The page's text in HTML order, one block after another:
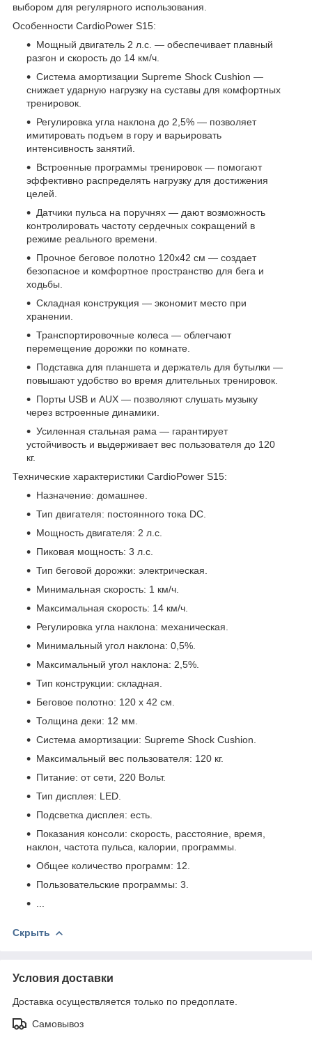
выбором для регулярного использования.
Особенности CardioPower S15:
Мощный двигатель 2 л.с. — обеспечивает плавный
разгон и скорость до 14 км/ч.
Система амортизации Supreme Shock Cushion —
снижает ударную нагрузку на суставы для комфортных
тренировок.
Регулировка угла наклона до 2,5% — позволяет
имитировать подъем в гору и варьировать
интенсивность занятий.
Встроенные программы тренировок — помогают
эффективно распределять нагрузку для достижения
целей.
Датчики пульса на поручнях — дают возможность
контролировать частоту сердечных сокращений в
режиме реального времени.
Прочное беговое полотно 120x42 см — создает
безопасное и комфортное пространство для бега и
ходьбы.
Складная конструкция — экономит место при
хранении.
Транспортировочные колеса — облегчают
перемещение дорожки по комнате.
Подставка для планшета и держатель для бутылки —
повышают удобство во время длительных тренировок.
Порты USB и AUX — позволяют слушать музыку
через встроенные динамики.
Усиленная стальная рама — гарантирует
устойчивость и выдерживает вес пользователя до 120
кг.
Технические характеристики CardioPower S15:
Назначение: домашнее.
Тип двигателя: постоянного тока DC.
Мощность двигателя: 2 л.с.
Пиковая мощность: 3 л.с.
Тип беговой дорожки: электрическая.
Минимальная скорость: 1 км/ч.
Максимальная скорость: 14 км/ч.
Регулировка угла наклона: механическая.
Минимальный угол наклона: 0,5%.
Максимальный угол наклона: 2,5%.
Тип конструкции: складная.
Беговое полотно: 120 х 42 см.
Толщина деки: 12 мм.
Система амортизации: Supreme Shock Cushion.
Максимальный вес пользователя: 120 кг.
Питание: от сети, 220 Вольт.
Тип дисплея: LED.
Подсветка дисплея: есть.
Показания консоли: скорость, расстояние, время,
наклон, частота пульса, калории, программы.
Общее количество программ: 12.
Пользовательские программы: 3.
Скрыть
Условия доставки
Доставка осуществляется только по предоплате.
Самовывоз